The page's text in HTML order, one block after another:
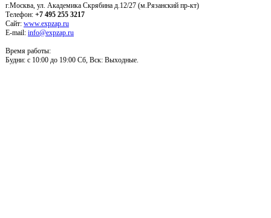
г.Москва, ул. Академика Скрябина д.12/27 (м.Рязанский пр-кт)
Телефон: +7 495 255 3217
Сайт: www.expzap.ru
E-mail: info@expzap.ru
Время работы:
Будни: c 10:00 до 19:00 Сб, Вск: Выходные.